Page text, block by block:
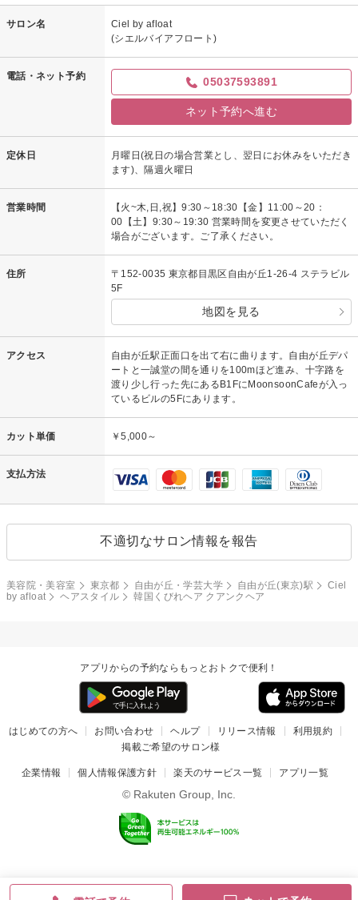
サロン名
Ciel by afloat
(シエルバイアフロート)
電話・ネット予約 05037593891
ネット予約へ進む
定休日
月曜日(祝日の場合営業とし、翌日にお休みをいただき
ます)、隔週火曜日
営業時間
【火~木,日,祝】9:30～18:30【金】11:00～20：
00【土】9:30～19:30 営業時間を変更させていただく
場合がございます。ご了承ください。
住所
〒152-0035 東京都目黒区自由が丘1-26-4 ステラビル
5F
地図を見る
アクセス
自由が丘駅正面口を出て右に曲ります。自由が丘デパ
ートと一誠堂の間を通りを100mほど進み、十字路を
渡り少し行った先にあるB1FにMoonsoonCafeが入っ
ているビルの5Fにあります。
カット単価 ￥5,000～
支払方法
不適切なサロン情報を報告
美容院・美容室 東京都 自由が丘・学芸大学 自由が丘(東京)駅
Ciel
by afloat
ヘアスタイル 韓国くびれヘア クアンクヘア
アプリからの予約ならもっとおトクで便利！
はじめての方へ お問い合わせ ヘルプ リリース情報
利用規約
掲載ご希望のサロン様
企業情報 個人情報保護方針 楽天のサービス一覧 アプリ一覧
© Rakuten Group, Inc.